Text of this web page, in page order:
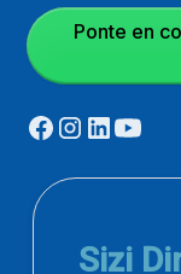
Ponte en